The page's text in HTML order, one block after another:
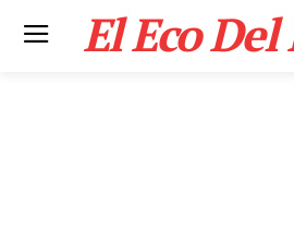
El Eco